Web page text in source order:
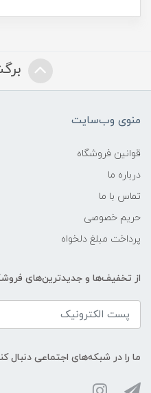
منوی وب‌سایت
قوانین فروشگاه
درباره ما
تماس با ما
حریم خصوصی
پرداخت مبلغ دلخواه
از تخفیف‌ها و جدیدترین‌های
ما را در شبکه‌های اجتماعی دنبال